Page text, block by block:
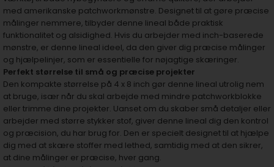
med amerikanske patchworkmønstre. Designet til at gøre præcise
målinger nemmere, tilbyder denne lineal både praktisk
funktionalitet og alsidighed. Hvis du arbejder med inch-baserede
mønstre, er denne lineal ideel, da den giver dig præcise målinger
og hjælpelinjer, som er essentielle for nøjagtige skæringer.
Perfekt størrelse til små og præcise projekter
Den kompakte størrelse på 4 x 8 inch gør denne lineal utrolig nem
at bruge, især når du skal arbejde med mindre patchworkblokke
eller trimme dine projekter. Uanset om du skaber små detaljer eller
arbejder med større stykker stof, giver denne lineal dig den kontrol
og præcision, du har brug for. Den er specielt designet til at hjælpe
dig med at skære stoffer med lethed, samtidig med at den sikrer,
at dine målinger er præcise, hver gang.